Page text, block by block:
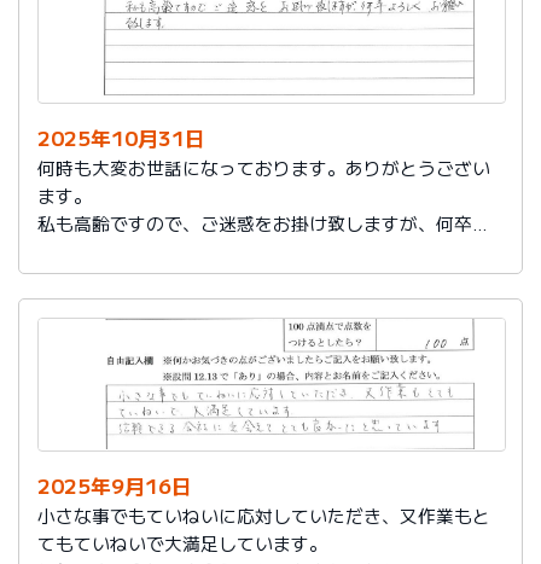
2025年10月31日
何時も大変お世話になっております。ありがとうござい
ます。
私も高齢ですので、ご迷惑をお掛け致しますが、何卒よ
2025年9月16日
小さな事でもていねいに応対していただき、又作業もと
てもていねいで大満足しています。